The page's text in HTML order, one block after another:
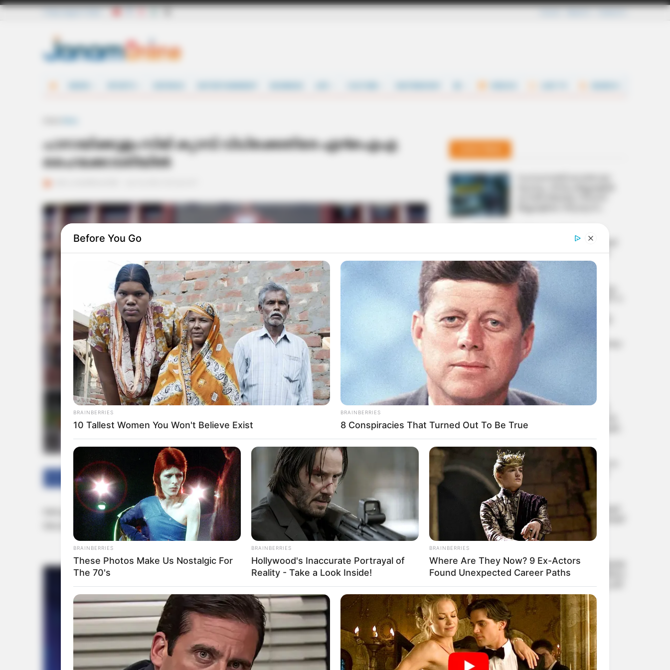
പാനായിക്കുളം സിമി ക്യാമ്പ്: വിധിക്കെതിരേ എന്‍ഐഎ
ഹൈക്കോടതിയില്‍
Facebook Twitter WhatsApp Telegram
കൊച്ചി: പാനായിക്കുളം സിമി ക്യാമ്പ് കേസില്‍ പ്രതികളെ വെറുതെ വിട്ടതിനെതിരേ എന്‍ഐഎ
ഹൈക്കോടതിയെ സമീപിച്ചു. അപ്പീല്‍ ഫയലില്‍ സ്വീകരിച്ച കോടതി പ്രതികള്‍ക്ക് നോട്ടീസ് അയച്ചു.
ചരിത്രം കുറിച്ച് അനില്‍
മേനോന്‍; ബഹിരാകാശത്ത്
സ്പേസ് വാക്ക് നടത്തുന്ന
ആദ്യ മലയാളി
3,000 കിലോമീറ്ററിലപ്പുറവും
കൃത്യമായി ലക്ഷ്യം; അഗ്‌നി-4
ബാലിസ്റ്റിക് മിസൈല്‍
വിജയകരമായി പരീക്ഷിച്ച്
ഇന്ത്യ
പശ്ചിമേഷ്യയിലെ സാഹചര്യം
ചര്‍ച്ച ചെയ്ത് മോദി-
നെതന്യാഹു ഫോണ്‍
സംഭാഷണം; ഇന്ത്യ-
ഇസ്രായേല്‍ ബന്ധം കൂടുതല്‍
ശക്തമാക്കാന്‍ ധാരണ
യു.എ.ഇ.യില്‍ നിന്നെന്ന
വ്യാജേന പാകിസ്താനില്‍
ശ്രമം; ?3 കോടിയുടെ ചരക്ക്
ഡി.ആര്‍.ഐ പിടികൂടി
രാജ്യത്ത് ബയോഗ്യാസ്
വിപ്ലവത്തിന് തുടക്കം; 23,731
കോടിയുടെ ‘ഗോവര്‍ധന്‍’
പദ്ധതിക്ക് കേന്ദ്ര
മന്ത്രിസഭയുടെ അംഗീകാരം
വിദ്യാഭ്യാസ സ്ഥാപനങ്ങള്‍ക്ക്
നാളെ അവധി, പരീക്ഷകള്‍ക്ക്
മാറ്റമില്ല
പൂജപ്പുര സെന്‍ട്രല്‍ ജയിലില്‍
അക്രമം; ജയില്‍ സൂപ്രണ്ടിനെ
മര്‍ദിച്ച് ലഹരി കേസിലെ പ്രതി
Before You Go
BRAINBERRIES
10 Tallest Women You Won't Believe Exist
BRAINBERRIES
8 Conspiracies That Turned Out To Be True
BRAINBERRIES
These Photos Make Us Nostalgic For
The 70's
BRAINBERRIES
Hollywood's Inaccurate Portrayal of
Reality - Take a Look Inside!
BRAINBERRIES
Where Are They Now? 9 Ex-Actors
Found Unexpected Career Paths